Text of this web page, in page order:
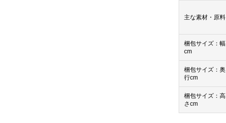
主な素材・原料
梱包サイズ：幅
cm
梱包サイズ：奥
行cm
梱包サイズ：高
さcm